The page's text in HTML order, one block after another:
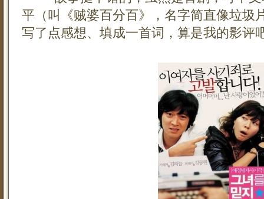
平（叫《贼婆百分百》，名字简直像垃圾
写了点感想、填成一首词，算是我的影评